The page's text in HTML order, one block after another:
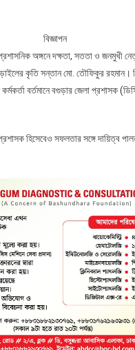
বিজ্ঞাপন
অঙ্গনে দক্ষতা, সততা ও জনমুখী
কৃতি সন্তান মো. তৌফিকুর রহমান।
বর্তমানে বগুড়ার জেলা প্রশাসক
হিসেবেও সফলতার সঙ্গে দায়িত্ব